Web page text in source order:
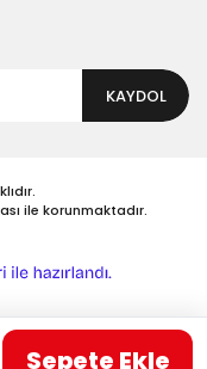
Sepete Ekle
KAYDOL
ile korunmaktadır.
e-
paketleri